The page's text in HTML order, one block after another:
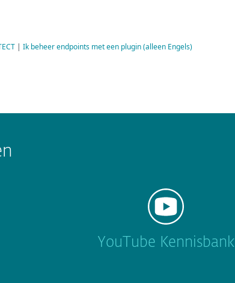
| Ik beheer endpoints met een plugin (alleen Engels)
YouTube Kennisbank